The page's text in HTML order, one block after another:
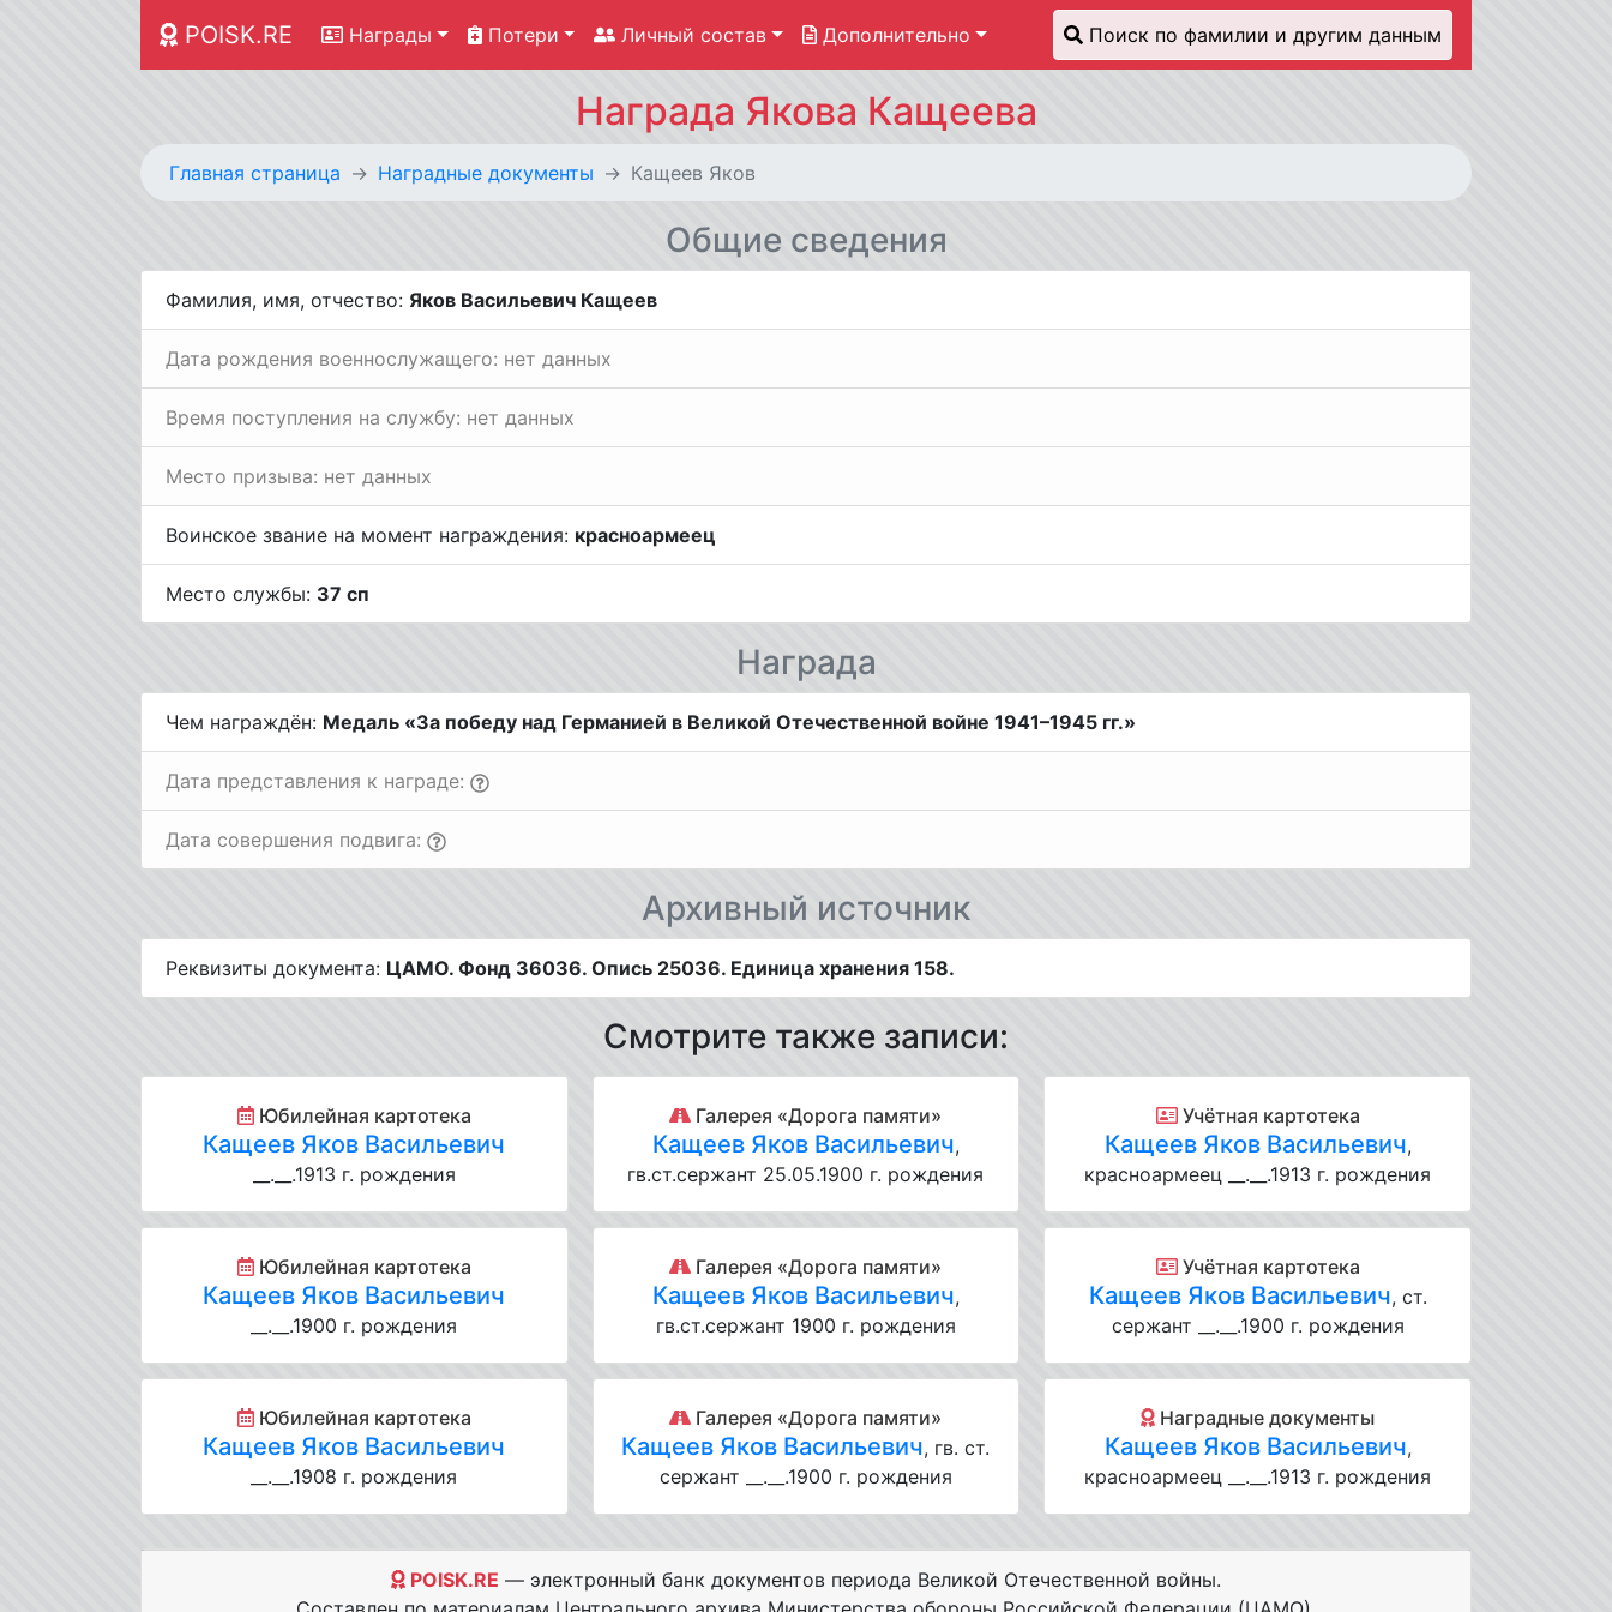
POISK.RE Награды Потери Личный состав Дополнительно Поиск по фамилии и другим данным
Награда Якова Кащеева
Главная страница Наградные документы Кащеев Яков
Общие сведения
Фамилия, имя, отчество: Яков Васильевич Кащеев
Дата рождения военнослужащего: нет данных
Время поступления на службу: нет данных
Место призыва: нет данных
Воинское звание на момент награждения: красноармеец
Место службы: 37 сп
Награда
Чем награждён: Медаль «За победу над Германией в Великой Отечественной войне 1941–1945 гг.»
Дата представления к награде:
Дата совершения подвига:
Архивный источник
Реквизиты документа: ЦАМО. Фонд 36036. Опись 25036. Единица хранения 158.
Смотрите также записи:
Юбилейная картотека
Кащеев Яков Васильевич
__.__.1913 г. рождения
Юбилейная картотека
Кащеев Яков Васильевич
__.__.1900 г. рождения
Юбилейная картотека
Кащеев Яков Васильевич
__.__.1908 г. рождения
Галерея «Дорога памяти»
Кащеев Яков Васильевич,
гв.ст.сержант 25.05.1900 г. рождения
Галерея «Дорога памяти»
Кащеев Яков Васильевич,
гв.ст.сержант 1900 г. рождения
Галерея «Дорога памяти»
Кащеев Яков Васильевич, гв. ст.
сержант __.__.1900 г. рождения
Учётная картотека
Кащеев Яков Васильевич,
красноармеец __.__.1913 г. рождения
Учётная картотека
Кащеев Яков Васильевич, ст.
сержант __.__.1900 г. рождения
Наградные документы
Кащеев Яков Васильевич,
красноармеец __.__.1913 г. рождения
POISK.RE — электронный банк документов периода Великой Отечественной войны.